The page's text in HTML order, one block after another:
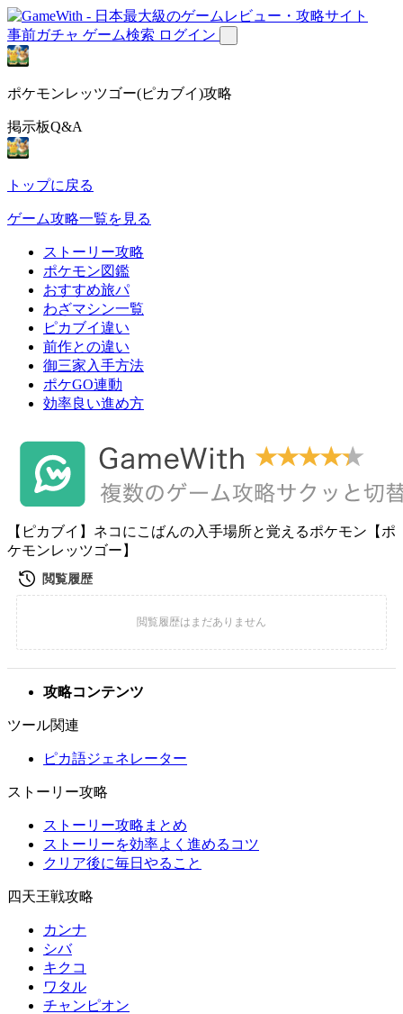
事前ガチャ ゲーム検索 ログイン
ポケモンレッツゴー(ピカブイ)攻略
掲示板Q&A
トップに戻る
ゲーム攻略一覧を見る
ストーリー攻略
ポケモン図鑑
おすすめ旅パ
わざマシン一覧
ピカブイ違い
前作との違い
御三家入手方法
ポケGO連動
効率良い進め方
【ピカブイ】ネコにこばんの入手場所と覚えるポケモン【ポ
ケモンレッツゴー】
攻略コンテンツ
ツール関連
ピカ語ジェネレーター
ストーリー攻略
ストーリー攻略まとめ
ストーリーを効率よく進めるコツ
クリア後に毎日やること
四天王戦攻略
カンナ
シバ
キクコ
ワタル
チャンピオン